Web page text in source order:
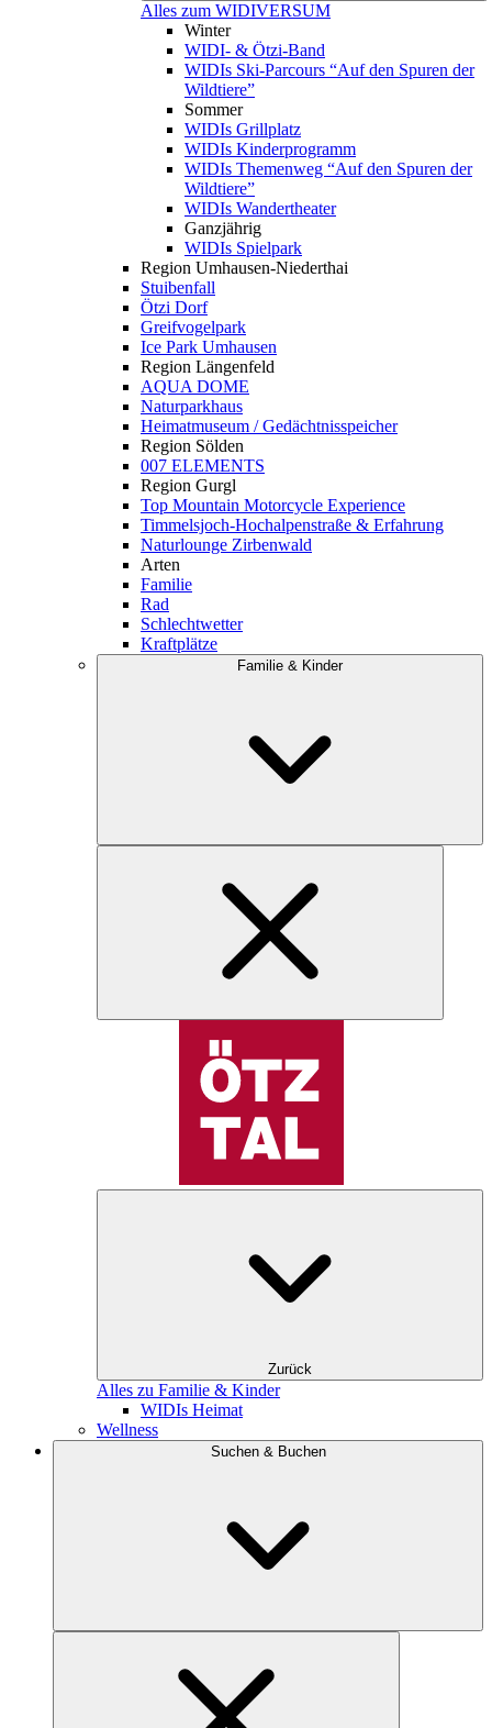
Alles zum WIDIVERSUM
Winter
WIDI- & Ötzi-Band
WIDIs Ski-Parcours “Auf den Spuren der
Wildtiere”
Sommer
WIDIs Grillplatz
WIDIs Kinderprogramm
WIDIs Themenweg “Auf den Spuren der
Wildtiere”
WIDIs Wandertheater
Ganzjährig
WIDIs Spielpark
Region Umhausen-Niederthai
Stuibenfall
Ötzi Dorf
Greifvogelpark
Ice Park Umhausen
Region Längenfeld
AQUA DOME
Naturparkhaus
Heimatmuseum / Gedächtnisspeicher
Region Sölden
007 ELEMENTS
Region Gurgl
Top Mountain Motorcycle Experience
Timmelsjoch-Hochalpenstraße & Erfahrung
Naturlounge Zirbenwald
Arten
Familie
Rad
Schlechtwetter
Kraftplätze
Familie & Kinder
Zurück
Alles zu Familie & Kinder
WIDIs Heimat
Wellness
Suchen & Buchen